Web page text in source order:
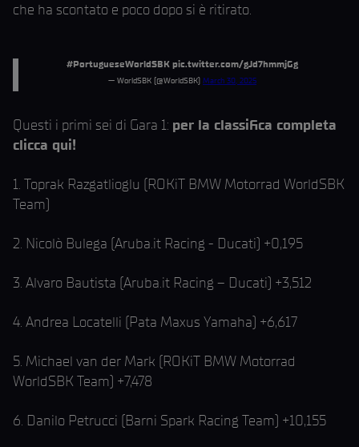
che ha scontato e poco dopo si è ritirato.
#PortugueseWorldSBK pic.twitter.com/gJd7hmmjGg
— WorldSBK (@WorldSBK) March 30, 2025
Questi i primi sei di Gara 1: per la classifica completa
clicca qui!
1. Toprak Razgatlioglu (ROKiT BMW Motorrad WorldSBK
Team)
2. Nicolò Bulega (Aruba.it Racing - Ducati) +0,195
3. Alvaro Bautista (Aruba.it Racing – Ducati) +3,512
4. Andrea Locatelli (Pata Maxus Yamaha) +6,617
5. Michael van der Mark (ROKiT BMW Motorrad
WorldSBK Team) +7,478
6. Danilo Petrucci (Barni Spark Racing Team) +10,155